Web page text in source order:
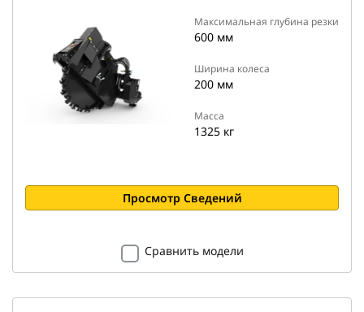
Максимальная глубина резки
600 мм
Ширина колеса
200 мм
Масса
1325 кг
Просмотр Сведений
Сравнить модели